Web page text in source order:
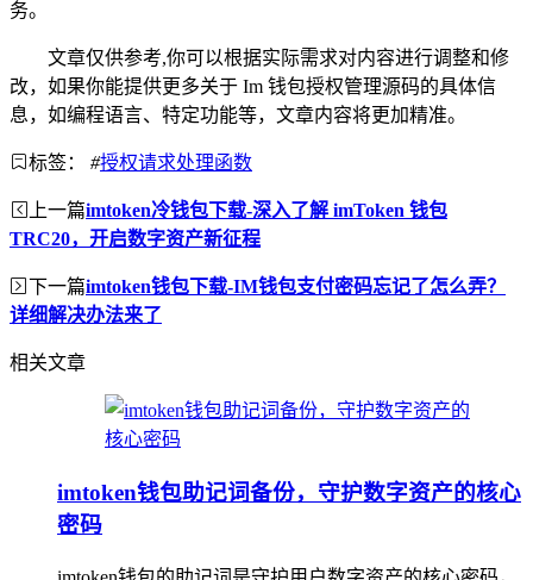
务。
文章仅供参考,你可以根据实际需求对内容进行调整和修
改，如果你能提供更多关于 Im 钱包授权管理源码的具体信
息，如编程语言、特定功能等，文章内容将更加精准。
标签： #授权请求处理函数
上一篇imtoken冷钱包下载-深入了解 imToken 钱包
TRC20，开启数字资产新征程
下一篇imtoken钱包下载-IM钱包支付密码忘记了怎么弄？
详细解决办法来了
相关文章
imtoken钱包助记词备份，守护数字资产的核心
密码